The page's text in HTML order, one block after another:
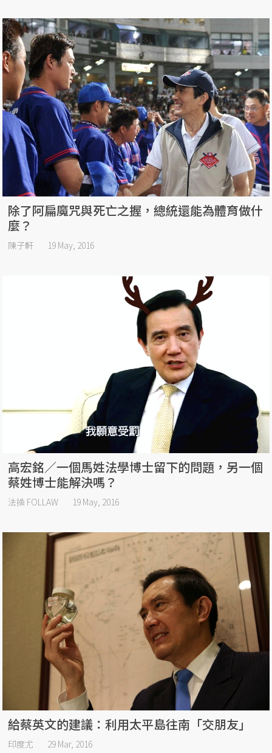
除了阿扁魔咒與死亡之握，總統還能為體育做什
麼？
陳子軒 19 May, 2016
高宏銘／一個馬姓法學博士留下的問題，另一個
蔡姓博士能解決嗎？
法操 FOLLAW 19 May, 2016
給蔡英文的建議：利用太平島往南「交朋友」
印度尤 29 Mar, 2016